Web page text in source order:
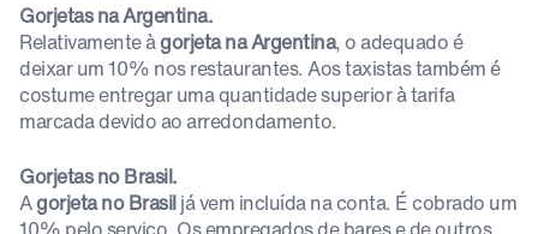
Gorjetas na Argentina.
Relativamente àgorjeta na Argentina, o adequado é
deixar um 10% nos restaurantes. Aos taxistas também é
costume entregar uma quantidade superior à tarifa
marcada devido ao arredondamento.
Gorjetas no Brasil.
Agorjeta no Brasiljá vem incluída na conta. É cobrado um